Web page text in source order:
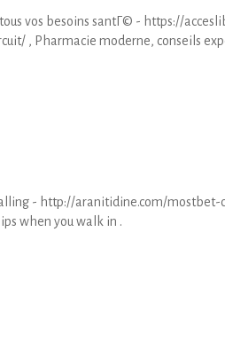
vos besoins santГ© - https://
, Pharmacie moderne, conseils
- http://aranitidine.com/
when you walk in .